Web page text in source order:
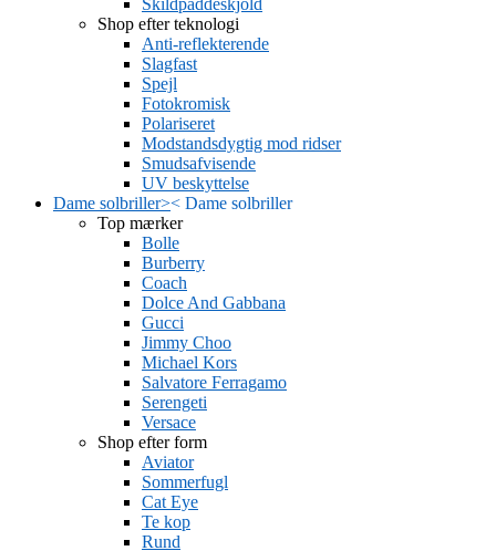
Skildpaddeskjold
Shop efter teknologi
Anti-reflekterende
Slagfast
Spejl
Fotokromisk
Polariseret
Modstandsdygtig mod ridser
Smudsafvisende
UV beskyttelse
Dame solbriller>< Dame solbriller
Top mærker
Bolle
Burberry
Coach
Dolce And Gabbana
Gucci
Jimmy Choo
Michael Kors
Salvatore Ferragamo
Serengeti
Versace
Shop efter form
Aviator
Sommerfugl
Cat Eye
Te kop
Rund